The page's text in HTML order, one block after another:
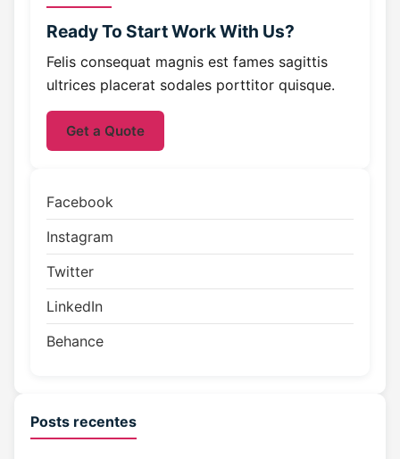
Ready To StartWork With Us?
Felis consequat magnis est fames sagittis
ultrices placerat sodales porttitor quisque.
Get a Quote
Facebook
Instagram
Twitter
LinkedIn
Behance
Posts recentes